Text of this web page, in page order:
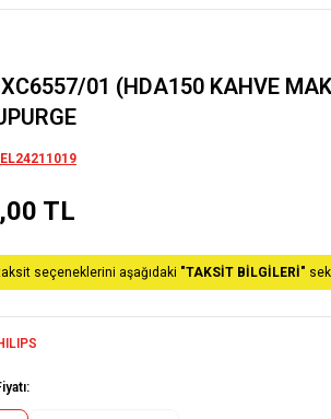
01 (HDA150 KAHVE
TL
seçeneklerini aşağıdaki "TAKSİT BİLGİLERİ"